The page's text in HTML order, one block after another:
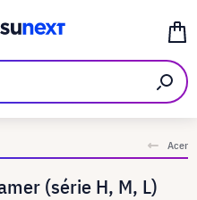
Acer
(série H, M, L)